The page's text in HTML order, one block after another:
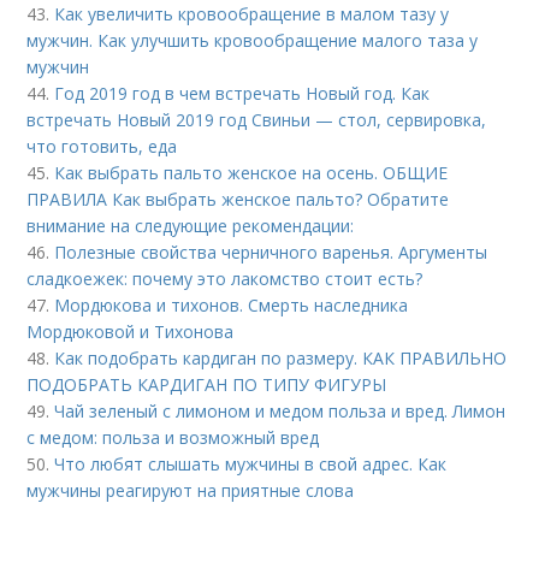
43. Как увеличить кровообращение в малом тазу у
мужчин. Как улучшить кровообращение малого таза у
мужчин
44. Год 2019 год в чем встречать Новый год. Как
встречать Новый 2019 год Свиньи — стол, сервировка,
что готовить, еда
45. Как выбрать пальто женское на осень. ОБЩИЕ
ПРАВИЛА Как выбрать женское пальто? Обратите
внимание на следующие рекомендации:
46. Полезные свойства черничного варенья. Аргументы
сладкоежек: почему это лакомство стоит есть?
47. Мордюкова и тихонов. Смерть наследника
Мордюковой и Тихонова
48. Как подобрать кардиган по размеру. КАК ПРАВИЛЬНО
ПОДОБРАТЬ КАРДИГАН ПО ТИПУ ФИГУРЫ
49.Чай зеленый с лимоном и медом польза и вред. Лимон
с медом: польза и возможный вред
50.Что любят слышать мужчины в свой адрес. Как
мужчины реагируют на приятные слова